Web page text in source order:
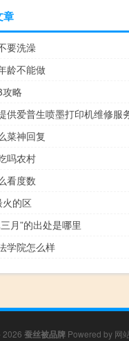
章
要洗澡
龄不能做
略
供爱普生喷墨打印机维修服
菜神回复
吗农村
看度数
的区
月”的出处是哪里
学院怎么样
2026 蚕丝被品牌 Powered by 网